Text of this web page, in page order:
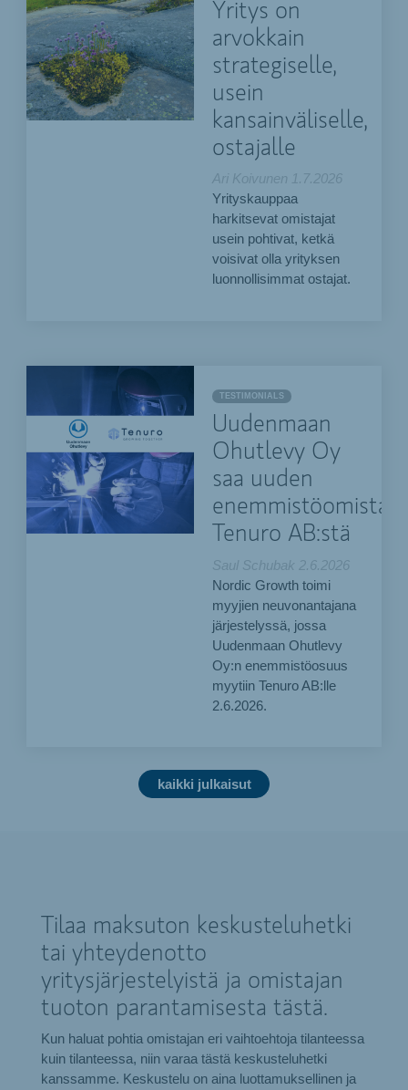
Yritys on
arvokkain
strategiselle,
usein
kansainväliselle,
ostajalle
Ari Koivunen
1.7.2026
Yrityskauppaa
harkitsevat omistajat
usein pohtivat, ketkä
voisivat olla yrityksen
luonnollisimmat ostajat.
TESTIMONIALS
Uudenmaan
Ohutlevy Oy
saa uuden
Tenuro AB:stä
Saul Schubak 2.6.2026
Nordic Growth toimi
myyjien neuvonantajana
järjestelyssä, jossa
Uudenmaan Ohutlevy
Oy:n enemmistöosuus
myytiin Tenuro AB:lle
2.6.2026.
kaikki julkaisut
Tilaa maksuton keskusteluhetki
tai yhteydenotto
yritysjärjestelyistä ja omistajan
tuoton parantamisesta tästä.
Kun haluat pohtia omistajan eri vaihtoehtoja tilanteessa
kuin tilanteessa, niin varaa tästä keskusteluhetki
kanssamme. Keskustelu on aina luottamuksellinen ja